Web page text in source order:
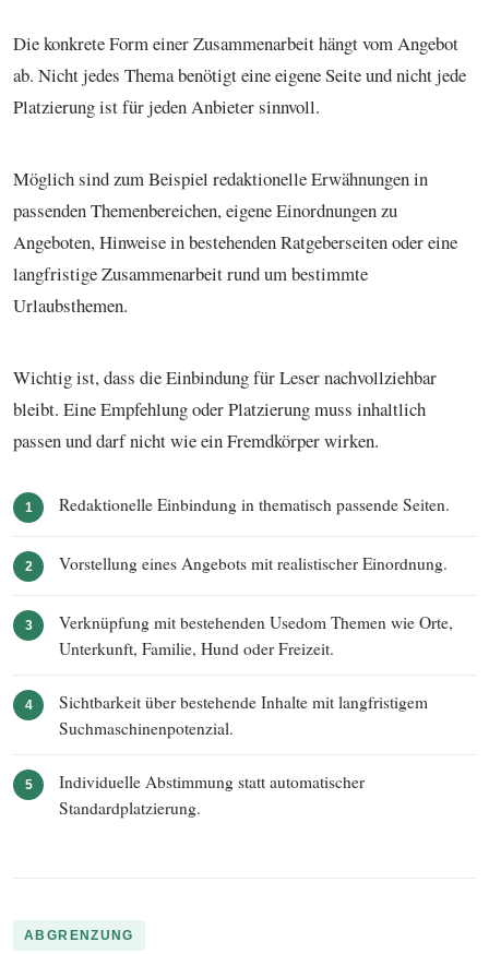
Die konkrete Form einer Zusammenarbeit hängt vom Angebot
ab. Nicht jedes Thema benötigt eine eigene Seite und nicht jede
Platzierung ist für jeden Anbieter sinnvoll.
Möglich sind zum Beispiel redaktionelle Erwähnungen in
passenden Themenbereichen, eigene Einordnungen zu
Angeboten, Hinweise in bestehenden Ratgeberseiten oder eine
langfristige Zusammenarbeit rund um bestimmte
Urlaubsthemen.
Wichtig ist, dass die Einbindung für Leser nachvollziehbar
bleibt. Eine Empfehlung oder Platzierung muss inhaltlich
passen und darf nicht wie ein Fremdkörper wirken.
1 Redaktionelle Einbindung in thematisch passende Seiten.
2 Vorstellung eines Angebots mit realistischer Einordnung.
3
Verknüpfung mit bestehenden Usedom Themen wie Orte,
Unterkunft, Familie, Hund oder Freizeit.
4
Sichtbarkeit über bestehende Inhalte mit langfristigem
Suchmaschinenpotenzial.
5
Individuelle Abstimmung statt automatischer
Standardplatzierung.
ABGRENZUNG